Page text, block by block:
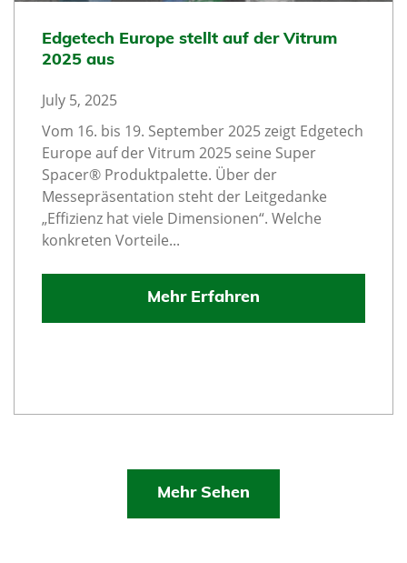
Edgetech Europe stellt auf der Vitrum
2025 aus
July 5, 2025
Vom 16. bis 19. September 2025 zeigt Edgetech
Europe auf der Vitrum 2025 seine Super
Spacer® Produktpalette. Über der
Messepräsentation steht der Leitgedanke
„Effizienz hat viele Dimensionen“. Welche
konkreten Vorteile...
Mehr Erfahren
Mehr Sehen